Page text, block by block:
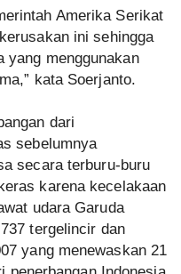
Amerika Serikat
ini sehingga
yang menggunakan
kata Soerjanto.
dari
sebelumnya
secara terburu-buru
karena kecelakaan
udara Garuda
tergelincir dan
yang menewaskan 21